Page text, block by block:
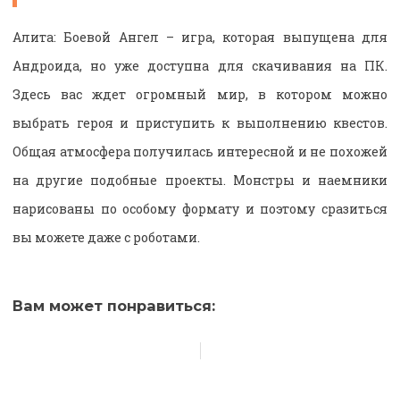
Алита: Боевой Ангел – игра, которая выпущена для
Андроида, но уже доступна для скачивания на ПК.
Здесь вас ждет огромный мир, в котором можно
выбрать героя и приступить к выполнению квестов.
Общая атмосфера получилась интересной и не похожей
на другие подобные проекты. Монстры и наемники
нарисованы по особому формату и поэтому сразиться
вы можете даже с роботами.
Вам может понравиться: